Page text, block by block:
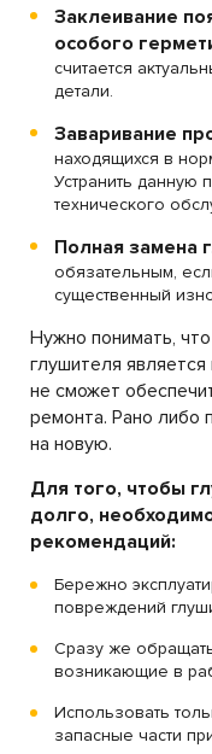
Заклеивание
особого
считается
детали.
Заваривание
находящихся в
Устранить данную
технического
Полная замена
обязательным,
существенный
Нужно понимать,
глушителя
не сможет
ремонта. Рано либо
на новую.
Для того, чтобы
долго,
рекомендаций:
Бережно
повреждений
Сразу же
возникающие в
Использовать
запасные части